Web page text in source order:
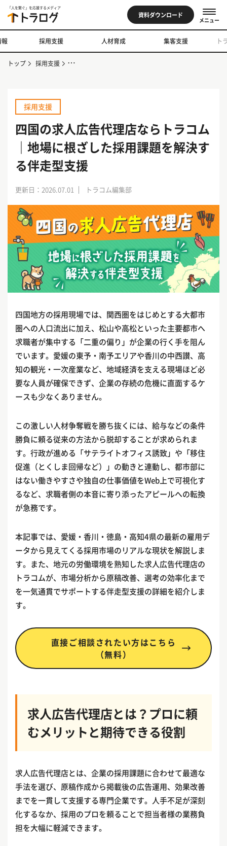
「人を繋ぐ」を応援するメディア
資料ダウンロード
メニュー
採用支援 人材育成 集客支援 ト
トップ 採用支援 四国の求人広告代理店ならトラコム｜地場に根ざした採
採用支援
四国の求人広告代理店ならトラコム
｜地場に根ざした採用課題を解決す
る伴走型支援
更新日：2026.07.01 トラコム編集部
四国地方の採用現場では、関西圏をはじめとする大都市
圏への人口流出に加え、松山や高松といった主要都市へ
求職者が集中する「二重の偏り」が企業の行く手を阻ん
でいます。愛媛の東予・南予エリアや香川の中西讃、高
知の観光・一次産業など、地域経済を支える現場ほど必
要な人員が確保できず、企業の存続の危機に直面するケ
ースも少なくありません。
この激しい人材争奪戦を勝ち抜くには、給与などの条件
勝負に頼る従来の方法から脱却することが求められま
す。行政が進める「サテライトオフィス誘致」や「移住
促進（とくしま回帰など）」の動きと連動し、都市部に
はない働きやすさや独自の仕事価値をWeb上で可視化す
るなど、求職者側の本音に寄り添ったアピールへの転換
が急務です。
本記事では、愛媛・香川・徳島・高知4県の最新の雇用デ
ータから見えてくる採用市場のリアルな現状を解説しま
す。また、地元の労働環境を熟知した求人広告代理店の
トラコムが、市場分析から原稿改善、選考の効率化まで
を一気通貫でサポートする伴走型支援の詳細を紹介しま
す。
直接ご相談されたい方はこちら
（無料）
求人広告代理店とは？プロに頼
むメリットと期待できる役割
求人広告代理店とは、企業の採用課題に合わせて最適な
手法を選び、原稿作成から掲載後の広告運用、効果改善
までを一貫して支援する専門企業です。人手不足が深刻
化するなか、採用のプロを頼ることで担当者様の業務負
担を大幅に軽減できます。